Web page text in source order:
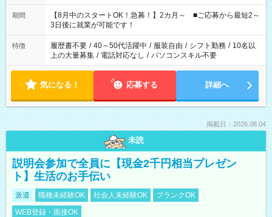
と休みを合わせたい」 「余裕を持って夕飯の準備がしたい」
「できれば残業はしたくない」 など、ご希望を教えてください
ね。 ※Wワーク希望の方へ 今ご覧のお仕事で希望する勤務時間
と、もう1つのお仕事の勤務時間。 合計で週40時間を超える場
合は応募できません。
期間
【8月中のスタートOK！急募！】2カ月～ ■ご応募から最短2～
3日後に就業が可能です！
特徴 履歴書不要 / 40～50代活躍中 / 服装自由 / シフト勤務 / 10名以
上の大量募集 / 電話対応なし / パソコンスキル不要
気になる！ 応募する 詳細へ
掲載日：2026.08.04
未読
説明会参加で全員に【現金2千円相当プレゼン
ト】生活のお手伝い
派遣 職種未経験OK 社会人未経験OK
ブランクOK
WEB登録・面接OK